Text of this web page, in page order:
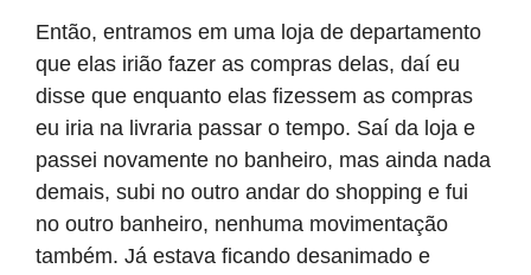
Então, entramos em uma loja de departamento
que elas irião fazer as compras delas, daí eu
disse que enquanto elas fizessem as compras
eu iria na livraria passar o tempo. Saí da loja e
passei novamente no banheiro, mas ainda nada
demais, subi no outro andar do shopping e fui
no outro banheiro, nenhuma movimentação
também. Já estava ficando desanimado e